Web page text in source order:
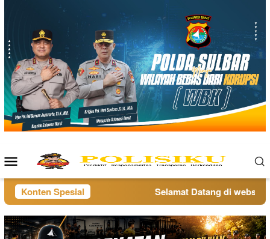
Menu
Mobile
Konten Spesial Selamat Datang di website